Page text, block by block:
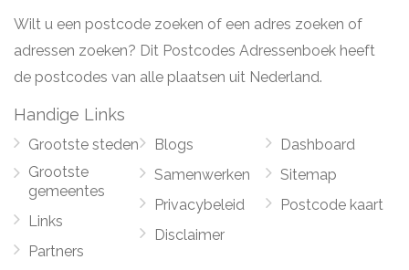
Wilt u een postcode zoeken of een adres zoeken of
adressen zoeken? Dit Postcodes Adressenboek heeft
de postcodes van alle plaatsen uit Nederland.
Handige Links
Grootste steden
Grootste
gemeentes
Links
Partners
Blogs
Samenwerken
Privacybeleid
Disclaimer
Dashboard
Sitemap
Postcode kaart